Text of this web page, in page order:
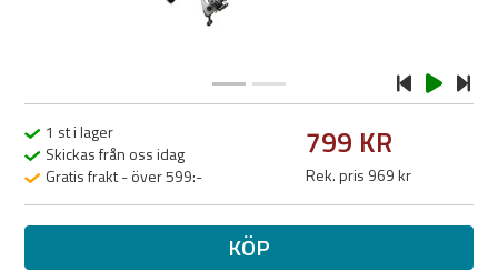
1 st i lager
Skickas från oss idag
Gratis frakt - över 599:-
799 KR
Rek. pris 969 kr
KÖP